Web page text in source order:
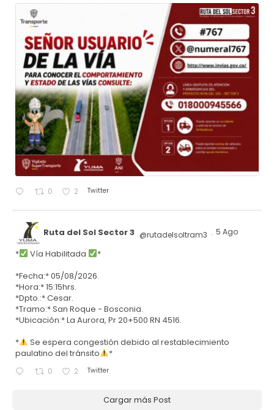
0 2 Twitter
Ruta del Sol Sector 3 @rutadelsoltram3 · 5 Ago
* Vía Habilitada
*
*Fecha:* 05/08/2026.
*Hora:* 15:15hrs.
*Dpto.:* Cesar.
*Tramo:* San Roque - Bosconia.
*Ubicación:* La Aurora, Pr 20+500 RN 4516.
*
Se espera congestión debido al restablecimiento
paulatino del tránsito
*
0 2 Twitter
Cargar más Post